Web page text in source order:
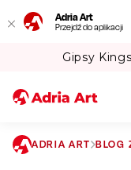
Adria Art
Przejdź do aplikacji
ADRIA ART BLOG